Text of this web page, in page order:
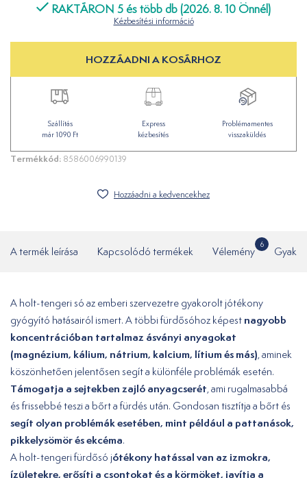
RAKTÁRON 5 és több db (2026. 8. 10 Önnél)
Kézbesítési információ
HOZZÁADNI A KOSÁRHOZ
Szállítás
már 1090 Ft
Express
kézbesítés
Problémamentes
visszaküldés
Termékkód: 8586006990139
Hozzáadni a kedvencekhez
A termék leírása Kapcsolódó termékek Vélemény
6
A holt-tengeri só az emberi szervezetre gyakorolt ​​jótékony
gyógyító hatásairól ismert. A többi fürdősóhoz képest nagyobb
koncentrációban tartalmaz ásványi anyagokat
(magnézium, kálium, nátrium, kalcium, lítium és más) , aminek
köszönhetően jelentősen segít a különféle problémák esetén.
Támogatja a sejtekben zajló anyagcserét , ami rugalmasabbá
és frissebbé teszi a bőrt a fürdés után. Gondosan tisztítja a bőrt és
segít olyan problémák esetében, mint például a pattanások,
pikkelysömör és ekcéma.
A holt-tengeri fürdősó jótékony hatással van az izmokra,
ízületekre, erősíti a csontokat és a körmöket, javítja a